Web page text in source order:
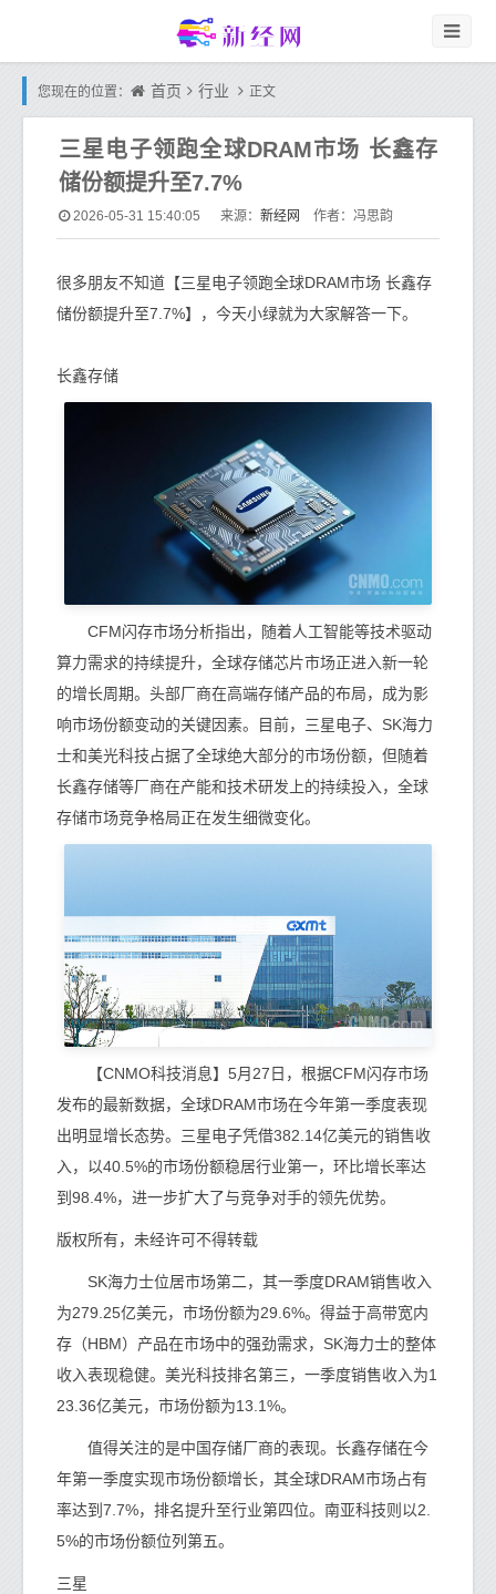
您现在的位置： 首页 行业 正文
三星电子领跑全球DRAM市场 长鑫存
储份额提升至7.7%
2026-05-31 15:40:05 来源： 新经网 作者：冯思韵
很多朋友不知道【三星电子领跑全球DRAM市场 长鑫存
储份额提升至7.7%】，今天小绿就为大家解答一下。
长鑫存储
CFM闪存市场分析指出，随着人工智能等技术驱动
算力需求的持续提升，全球存储芯片市场正进入新一轮
的增长周期。头部厂商在高端存储产品的布局，成为影
响市场份额变动的关键因素。目前，三星电子、SK海力
士和美光科技占据了全球绝大部分的市场份额，但随着
长鑫存储等厂商在产能和技术研发上的持续投入，全球
存储市场竞争格局正在发生细微变化。
【CNMO科技消息】5月27日，根据CFM闪存市场
发布的最新数据，全球DRAM市场在今年第一季度表现
出明显增长态势。三星电子凭借382.14亿美元的销售收
入，以40.5%的市场份额稳居行业第一，环比增长率达
到98.4%，进一步扩大了与竞争对手的领先优势。
版权所有，未经许可不得转载
SK海力士位居市场第二，其一季度DRAM销售收入
为279.25亿美元，市场份额为29.6%。得益于高带宽内
存（HBM）产品在市场中的强劲需求，SK海力士的整体
收入表现稳健。美光科技排名第三，一季度销售收入为1
23.36亿美元，市场份额为13.1%。
值得关注的是中国存储厂商的表现。长鑫存储在今
年第一季度实现市场份额增长，其全球DRAM市场占有
率达到7.7%，排名提升至行业第四位。南亚科技则以2.
5%的市场份额位列第五。
三星